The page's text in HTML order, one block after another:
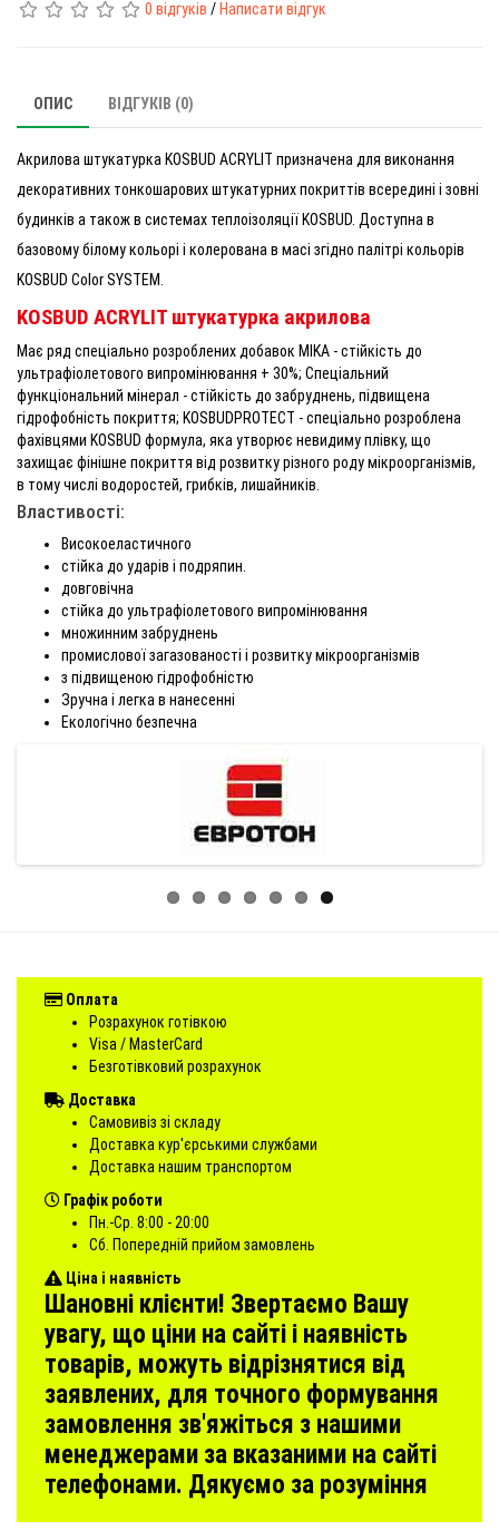
0 відгуків / Написати відгук
ОПИС ВІДГУКІВ (0)
Акрилова штукатурка KOSBUD ACRYLIТ призначена для виконання
декоративних тонкошарових штукатурних покриттів всередині і зовні
будинків а також в системах теплоізоляції KOSBUD. Доступна в
базовому білому кольорі і колерована в масі згідно палітрі кольорів
KOSBUD Сolor SYSTEM.
KOSBUD ACRYLIТ штукатурка акрилова
Має ряд спеціально розроблених добавок MIKA - стійкість до
ультрафіолетового випромінювання + 30%; Спеціальний
функціональний мінерал - стійкість до забруднень, підвищена
гідрофобність покриття; KOSBUDPROTECT - спеціально розроблена
фахівцями KOSBUD формула, яка утворює невидиму плівку, що
захищає фінішне покриття від розвитку різного роду мікроорганізмів,
в тому числі водоростей, грибків, лишайників.
Властивості:
Високоеластичного
стійка до ударів і подряпин.
довговічна
стійка до ультрафіолетового випромінювання
множинним забруднень
промислової загазованості і розвитку мікроорганізмів
з підвищеною гідрофобністю
Зручна і легка в нанесенні
Екологічно безпечна
Оплата
Розрахунок готівкою
Visa / MasterCard
Безготівковий розрахунок
Доставка
Самовивіз зі складу
Доставка кур'єрськими службами
Доставка нашим транспортом
Графік роботи
Пн.-Ср. 8:00 - 20:00
Сб. Попередній прийом замовлень
Ціна і наявність
Шановні клієнти! Звертаємо Вашу
увагу, що ціни на сайті і наявність
товарів, можуть відрізнятися від
заявлених, для точного формування
замовлення зв'яжіться з нашими
менеджерами за вказаними на сайті
телефонами. Дякуємо за розуміння